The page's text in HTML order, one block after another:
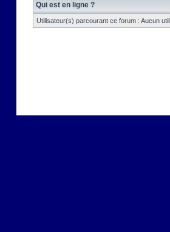
Qui est en ligne ?
Utilisateur(s) parcourant ce forum : Aucun